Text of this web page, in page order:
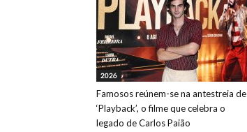
2026
Famosos reúnem-se na antestreia de
‘Playback’, o filme que celebra o
legado de Carlos Paião